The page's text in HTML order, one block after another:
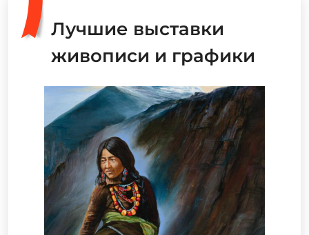
Лучшие выставки
живописи и графики